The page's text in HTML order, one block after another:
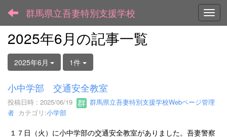
群馬県立吾妻特別支援学校
2025年6月の記事一覧
2025年6月 1件
小中学部 交通安全教室
投稿日時 : 2025/06/19
群馬県立吾妻特別支援学校Webページ管理
者 カテゴリ:小学部
１７日（火）に小中学部の交通安全教室がありました。吾妻警察